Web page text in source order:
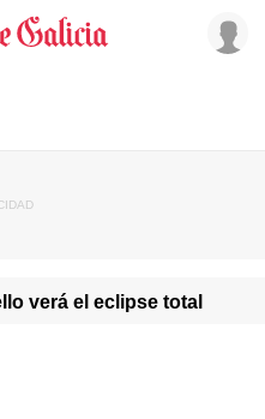
verá el eclipse total